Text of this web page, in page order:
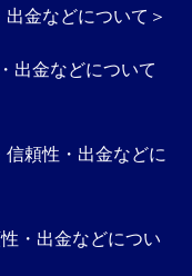
金などについて＞
出金などについて
頼性・出金などに
・出金などについ